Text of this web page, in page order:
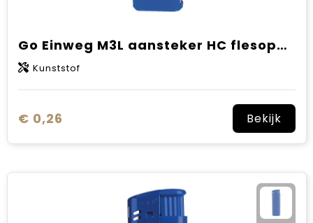
Go Einweg M3L aansteker HC flesopener
Kunststof
€ 0,26 Bekijk